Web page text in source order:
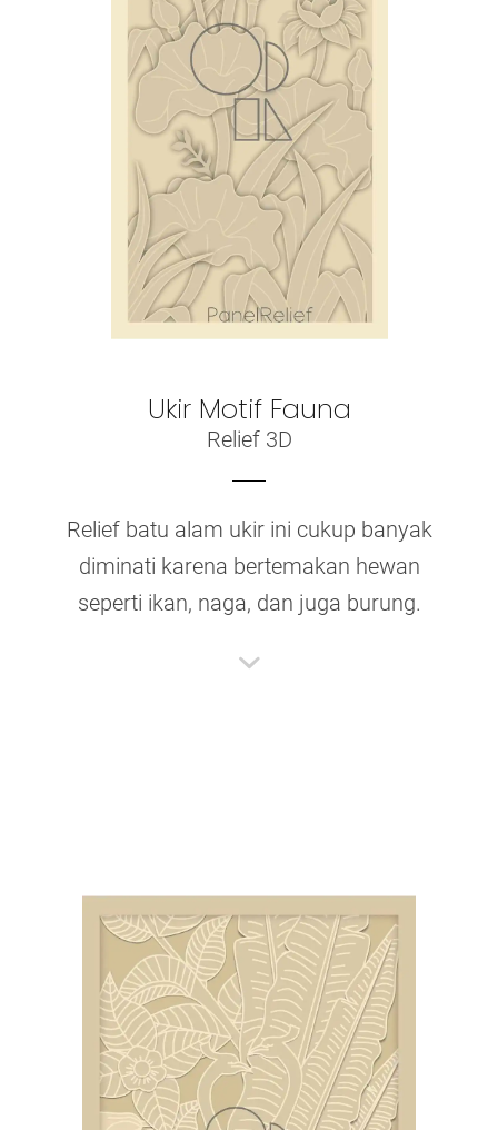
Ukir Motif Fauna
Relief 3D
Relief batu alam ukir ini cukup banyak
diminati karena bertemakan hewan
seperti ikan, naga, dan juga burung.